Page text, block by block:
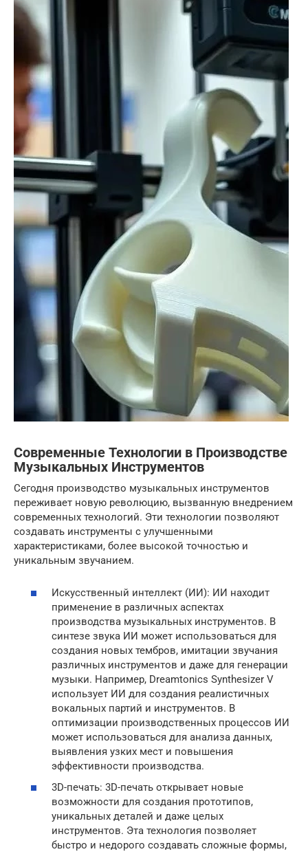
Современные Технологии в Производстве
Музыкальных Инструментов
Сегодня производство музыкальных инструментов
переживает новую революцию, вызванную внедрением
современных технологий. Эти технологии позволяют
создавать инструменты с улучшенными
характеристиками, более высокой точностью и
уникальным звучанием.
Искусственный интеллект (ИИ): ИИ находит
применение в различных аспектах
производства музыкальных инструментов. В
синтезе звука ИИ может использоваться для
создания новых тембров, имитации звучания
различных инструментов и даже для генерации
музыки. Например, Dreamtonics Synthesizer V
использует ИИ для создания реалистичных
вокальных партий и инструментов. В
оптимизации производственных процессов ИИ
может использоваться для анализа данных,
выявления узких мест и повышения
эффективности производства.
3D-печать: 3D-печать открывает новые
возможности для создания прототипов,
уникальных деталей и даже целых
инструментов. Эта технология позволяет
быстро и недорого создавать сложные формы,